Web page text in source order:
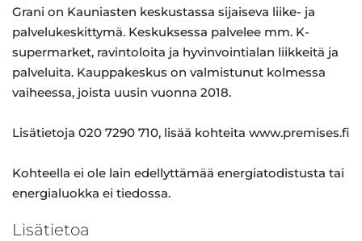
Grani on Kauniasten keskustassa sijaiseva liike- ja
palvelukeskittymä. Keskuksessa palvelee mm. K-
supermarket, ravintoloita ja hyvinvointialan liikkeitä ja
palveluita. Kauppakeskus on valmistunut kolmessa
vaiheessa, joista uusin vuonna 2018.
Lisätietoja 020 7290 710, lisää kohteita www.premises.fi
Kohteella ei ole lain edellyttämää energiatodistusta tai
energialuokka ei tiedossa.
Lisätietoa